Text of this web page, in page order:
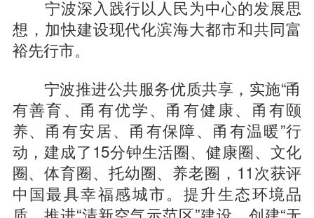
宁波深入践行以人民为中心的发展思
想，加快建设现代化滨海大都市和共同富
裕先行市。
宁波推进公共服务优质共享，实施“甬
有善育、甬有优学、甬有健康、甬有颐
养、甬有安居、甬有保障、甬有温暖”行
动，建成了15分钟生活圈、健康圈、文化
圈、体育圈、托幼圈、养老圈，11次获评
中国最具幸福感城市。提升生态环境品